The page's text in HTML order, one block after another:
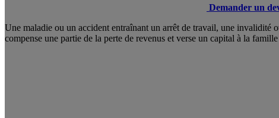
Demander un
Une maladie ou un accident entraînant un arrêt de travail, une invalidité
compense une partie de la perte de revenus et verse un capital à la famille